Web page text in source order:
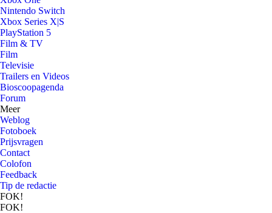
Nintendo Switch
Xbox Series X|S
PlayStation 5
Film & TV
Film
Televisie
Trailers en Videos
Bioscoopagenda
Forum
Meer
Weblog
Fotoboek
Prijsvragen
Contact
Colofon
Feedback
Tip de redactie
FOK!
FOK!